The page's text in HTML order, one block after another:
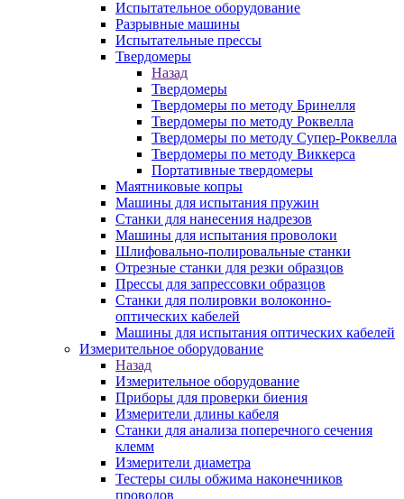
Испытательное оборудование
Разрывные машины
Испытательные прессы
Твердомеры
Назад
Твердомеры
Твердомеры по методу Бринелля
Твердомеры по методу Роквелла
Твердомеры по методу Супер-Роквелла
Твердомеры по методу Виккерса
Портативные твердомеры
Маятниковые копры
Машины для испытания пружин
Станки для нанесения надрезов
Машины для испытания проволоки
Шлифовально-полировальные станки
Отрезные станки для резки образцов
Прессы для запрессовки образцов
Станки для полировки волоконно-
оптических кабелей
Машины для испытания оптических кабелей
Измерительное оборудование
Назад
Измерительное оборудование
Приборы для проверки биения
Измерители длины кабеля
Станки для анализа поперечного сечения
клемм
Измерители диаметра
Тестеры силы обжима наконечников
проводов